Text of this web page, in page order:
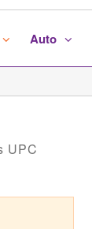
Auto
UPC